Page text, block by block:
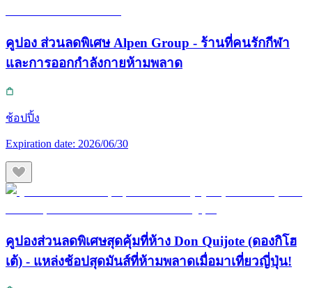
คูปอง ส่วนลดพิเศษ Alpen Group - ร้านที่คนรักกีฬา
และการออกกำลังกายห้ามพลาด
ช้อปปิ้ง
Expiration date: 2026/06/30
คูปองส่วนลดพิเศษสุดคุ้มที่ห้าง Don Quijote (ดองกิโฮ
เต้) - แหล่งช้อปสุดมันส์ที่ห้ามพลาดเมื่อมาเที่ยวญี่ปุ่น!